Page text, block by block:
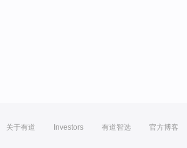
关于有道 Investors 有道智选 官方博客